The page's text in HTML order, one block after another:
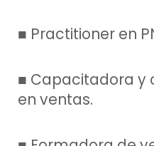
■ Practitioner en
■ Capacitadora y
en ventas.